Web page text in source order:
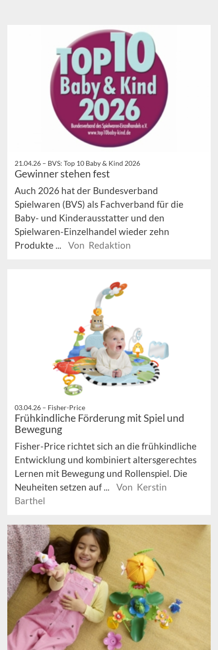
21.04.26 – BVS: Top 10 Baby & Kind 2026
Gewinner stehen fest
Auch 2026 hat der Bundesverband
Spielwaren (BVS) als Fachverband für die
Baby- und Kinderausstatter und den
Spielwaren-Einzelhandel wieder zehn
Produkte ...
Von Redaktion
03.04.26 – Fisher-Price
Frühkindliche Förderung mit Spiel und
Bewegung
Fisher-Price richtet sich an die frühkindliche
Entwicklung und kombiniert altersgerechtes
Lernen mit Bewegung und Rollenspiel. Die
Neuheiten setzen auf ...
Von Kerstin
Barthel